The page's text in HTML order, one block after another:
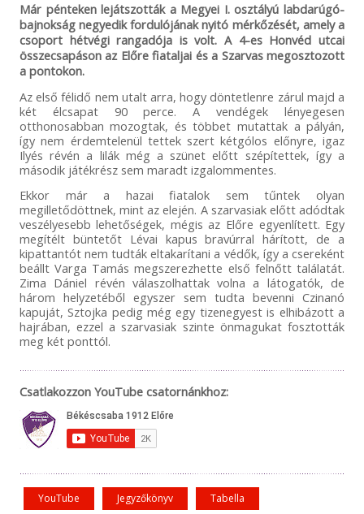
Már pénteken lejátszották a Megyei I. osztályú labdarúgó-
bajnokság negyedik fordulójának nyitó mérkőzését, amely a
csoport hétvégi rangadója is volt. A 4-es Honvéd utcai
összecsapáson az Előre fiataljai és a Szarvas megosztozott
a pontokon.
Az első félidő nem utalt arra, hogy döntetlenre zárul majd a
két élcsapat 90 perce. A vendégek lényegesen
otthonosabban mozogtak, és többet mutattak a pályán,
így nem érdemtelenül tettek szert kétgólos előnyre, igaz
Ilyés révén a lilák még a szünet előtt szépítettek, így a
második játékrész sem maradt izgalommentes.
Ekkor már a hazai fiatalok sem tűntek olyan
megilletődöttnek, mint az elején. A szarvasiak előtt adódtak
veszélyesebb lehetőségek, mégis az Előre egyenlített. Egy
megítélt büntetőt Lévai kapus bravúrral hárított, de a
kipattantót nem tudták eltakarítani a védők, így a csereként
beállt Varga Tamás megszerezhette első felnőtt találatát.
Zima Dániel révén válaszolhattak volna a látogatók, de
három helyzetéből egyszer sem tudta bevenni Czinanó
kapuját, Sztojka pedig még egy tizenegyest is elhibázott a
hajrában, ezzel a szarvasiak szinte önmagukat fosztották
meg két ponttól.
Csatlakozzon YouTube csatornánkhoz:
YouTube Jegyzőkönyv Tabella